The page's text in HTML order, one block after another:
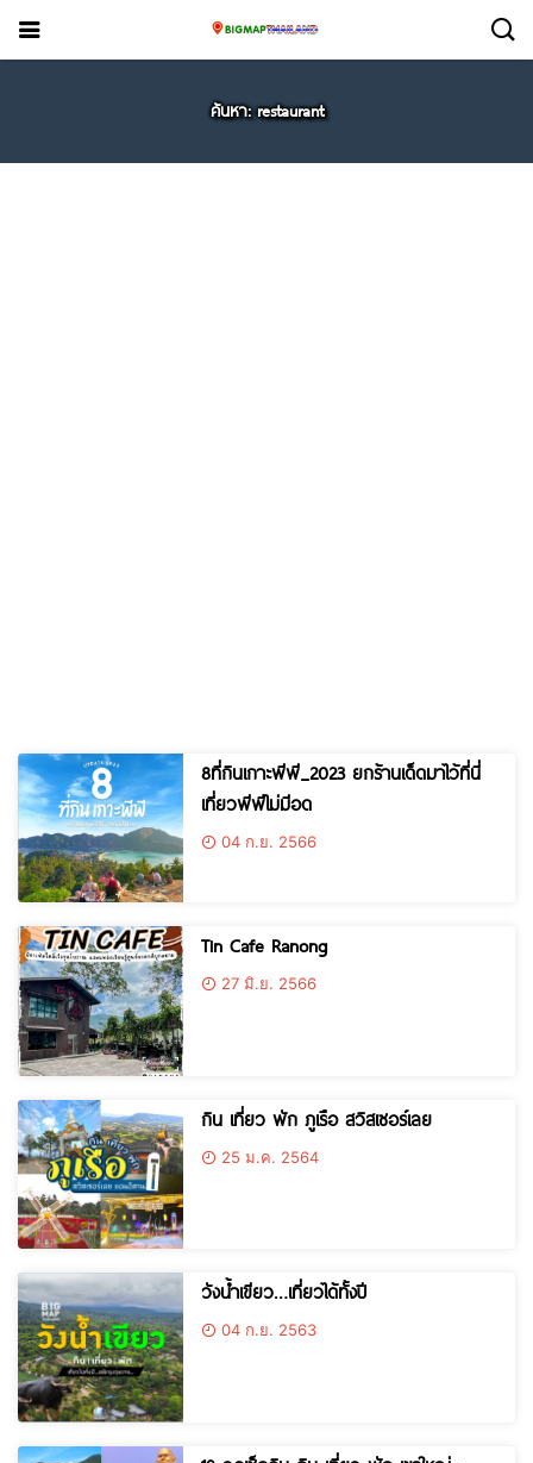
ค้นหา: restaurant
8ที่กินเกาะพีพี_2023 ยกร้านเด็ดมาไว้ที่นี่
เที่ยวพีพีไม่มีอด
04 ก.ย. 2566
Tin Cafe Ranong
27 มิ.ย. 2566
กิน เที่ยว พัก ภูเรือ สวิสเซอร์เลย
25 ม.ค. 2564
วังน้ำเขียว…เที่ยวได้ทั้งปี
04 ก.ย. 2563